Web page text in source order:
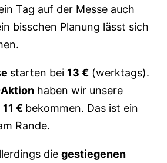
Tag auf der Messe auch
bisschen Planung lässt sich
starten bei 13 € (werktags).
haben wir unsere
11 € bekommen. Das ist ein
Rande.
die gestiegenen